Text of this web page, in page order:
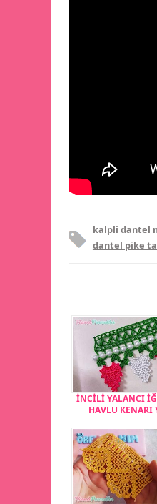
kalpli dantel
dantel pike
İNCİLİ YALANCI
HAVLU KENARI